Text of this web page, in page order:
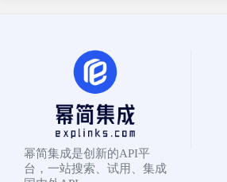
幂简集成是创新的API平
台，一站搜索、试用、集成